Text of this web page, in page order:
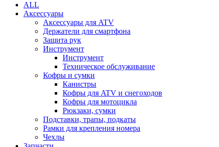
ALL
Аксессуары
Аксессуары для ATV
Держатели для смартфона
Защита рук
Инструмент
Инструмент
Техническое обслуживание
Кофры и сумки
Канистры
Кофры для ATV и снегоходов
Кофры для мотоцикла
Рюкзаки, сумки
Подставки, трапы, подкаты
Рамки для крепления номера
Чехлы